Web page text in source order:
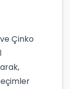
Çinko